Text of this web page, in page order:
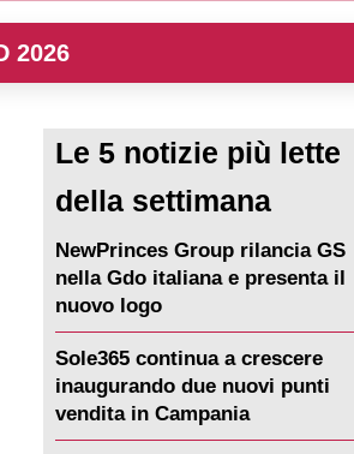
2026
Le 5 notizie più lette
della settimana
NewPrinces Group rilancia GS
nella Gdo italiana e presenta il
nuovo logo
Sole365 continua a crescere
inaugurando due nuovi punti
vendita in Campania